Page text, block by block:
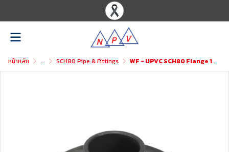
หน้าหลัก ... SCH80 Pipe & Fittings WF - UPVC SCH80 Flange 1PC ASTM